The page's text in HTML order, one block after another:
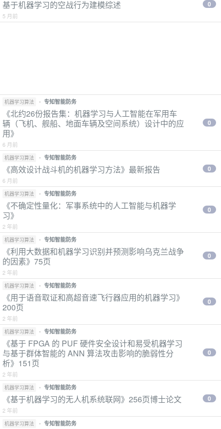
基于机器学习的空战行为建模综述
5 月前
0
机器学习算法 • 专知智能防务
《北约26份报告集：机器学习与人工智能在军用车
辆（飞机、舰船、地面车辆及空间系统）设计中的应
用》
6 月前
0
机器学习算法 • 专知智能防务
《高效设计战斗机的机器学习方法》最新报告
6 月前
0
机器学习算法 • 专知智能防务
《不确定性量化：军事系统中的人工智能与机器学
习》
2 年前
0
机器学习算法 • 专知智能防务
《利用大数据和机器学习识别并预测影响乌克兰战争
的因素》75页
2 年前
0
机器学习算法 • 专知智能防务
《用于语音取证和高超音速飞行器应用的机器学习》
200页
2 年前
0
机器学习算法 • 专知智能防务
《基于 FPGA 的 PUF 硬件安全设计和易受机器学习
与基于群体智能的 ANN 算法攻击影响的脆弱性分
析》151页
2 年前
0
机器学习算法 • 专知智能防务
《基于机器学习的无人机系统联网》256页博士论文
2 年前
0
机器学习算法 • 专知智能防务